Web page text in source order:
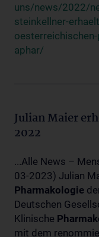
uns/news/2022/
steinkellner-
aphar/
Julian Maier
2022
...Alle News –
03-2023) Julian
Pharmakologie
Deutschen
Klinische
mit dem